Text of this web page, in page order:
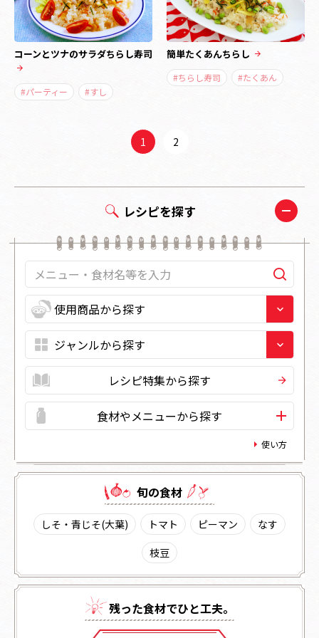
コーンとツナのサラダちらし寿司
#パーティー #すし
簡単たくあんちらし
#ちらし寿司 #たくあん
1 2
レシピを探す
レシピ特集から探す
食材やメニューから探す
使い方
旬の⾷材
しそ・青じそ(大葉) トマト ピーマン
なす
枝豆
残った⾷材でひと⼯夫。